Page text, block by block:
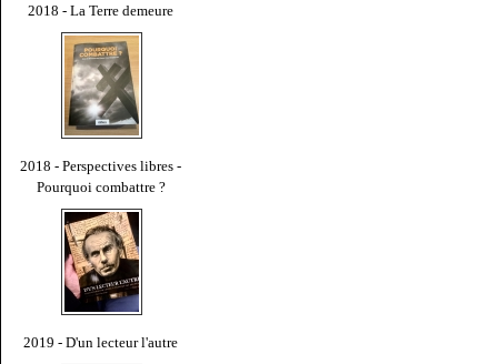
2018 - La Terre demeure
2018 - Perspectives libres -
Pourquoi combattre ?
2019 - D'un lecteur l'autre